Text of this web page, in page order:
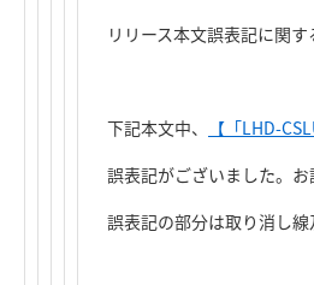
リリース本文誤表記に関す
下記本文中、
【「LHD-
誤表記がございました。
誤表記の部分は取り消し